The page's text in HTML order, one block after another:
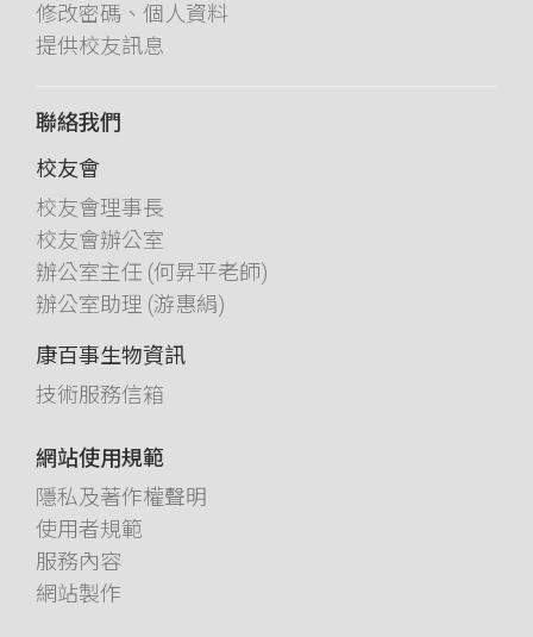
修改密碼、個人資料
提供校友訊息
聯絡我們
校友會
校友會理事長
校友會辦公室
辦公室主任 (何昇平老師)
辦公室助理 (游惠絹)
康百事生物資訊
技術服務信箱
網站使用規範
隱私及著作權聲明
使用者規範
服務內容
網站製作